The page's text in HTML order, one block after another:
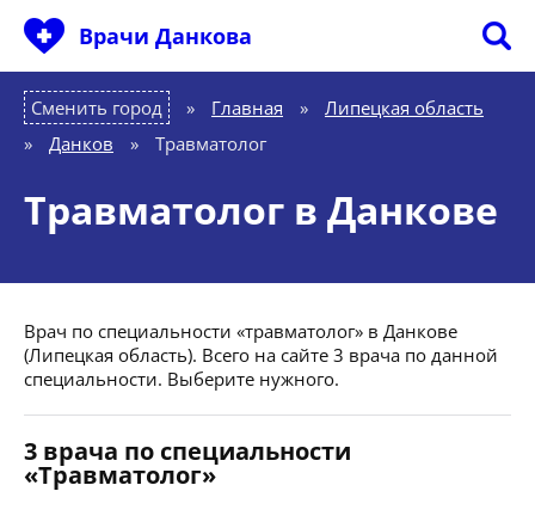
Врачи Данкова
Сменить город Главная »
Липецкая область
»
Данков » Травматолог
Травматолог в Данкове
Врач по специальности «травматолог» в Данкове
(Липецкая область). Всего на сайте 3 врача по данной
специальности. Выберите нужного.
3 врача по специальности
«Травматолог»